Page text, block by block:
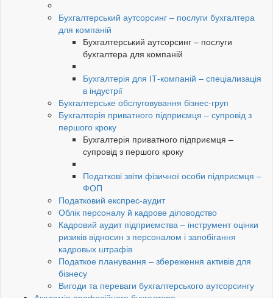
Бухгалтерський аутсорсинг – послуги бухгалтера
для компаній
Бухгалтерський аутсорсинг – послуги
бухгалтера для компаній
Бухгалтерія для ІТ-компаній – спеціализація
в індустрії
Бухгалтерське обслуговування бізнес-груп
Бухгалтерія приватного підприємця – супровід з
першого кроку
Бухгалтерія приватного підприємця –
супровід з першого кроку
Податкові звіти фізичної особи підприємця –
ФОП
Податковий експрес-аудит
Облік персоналу й кадрове діловодство
Кадровий аудит підприємства – інструмент оцінки
ризиків відносин з персоналом і запобігання
кадровых штрафів
Податкое планування – збереження активів для
бізнесу
Вигоди та переваги бухгалтерського аутсорсингу